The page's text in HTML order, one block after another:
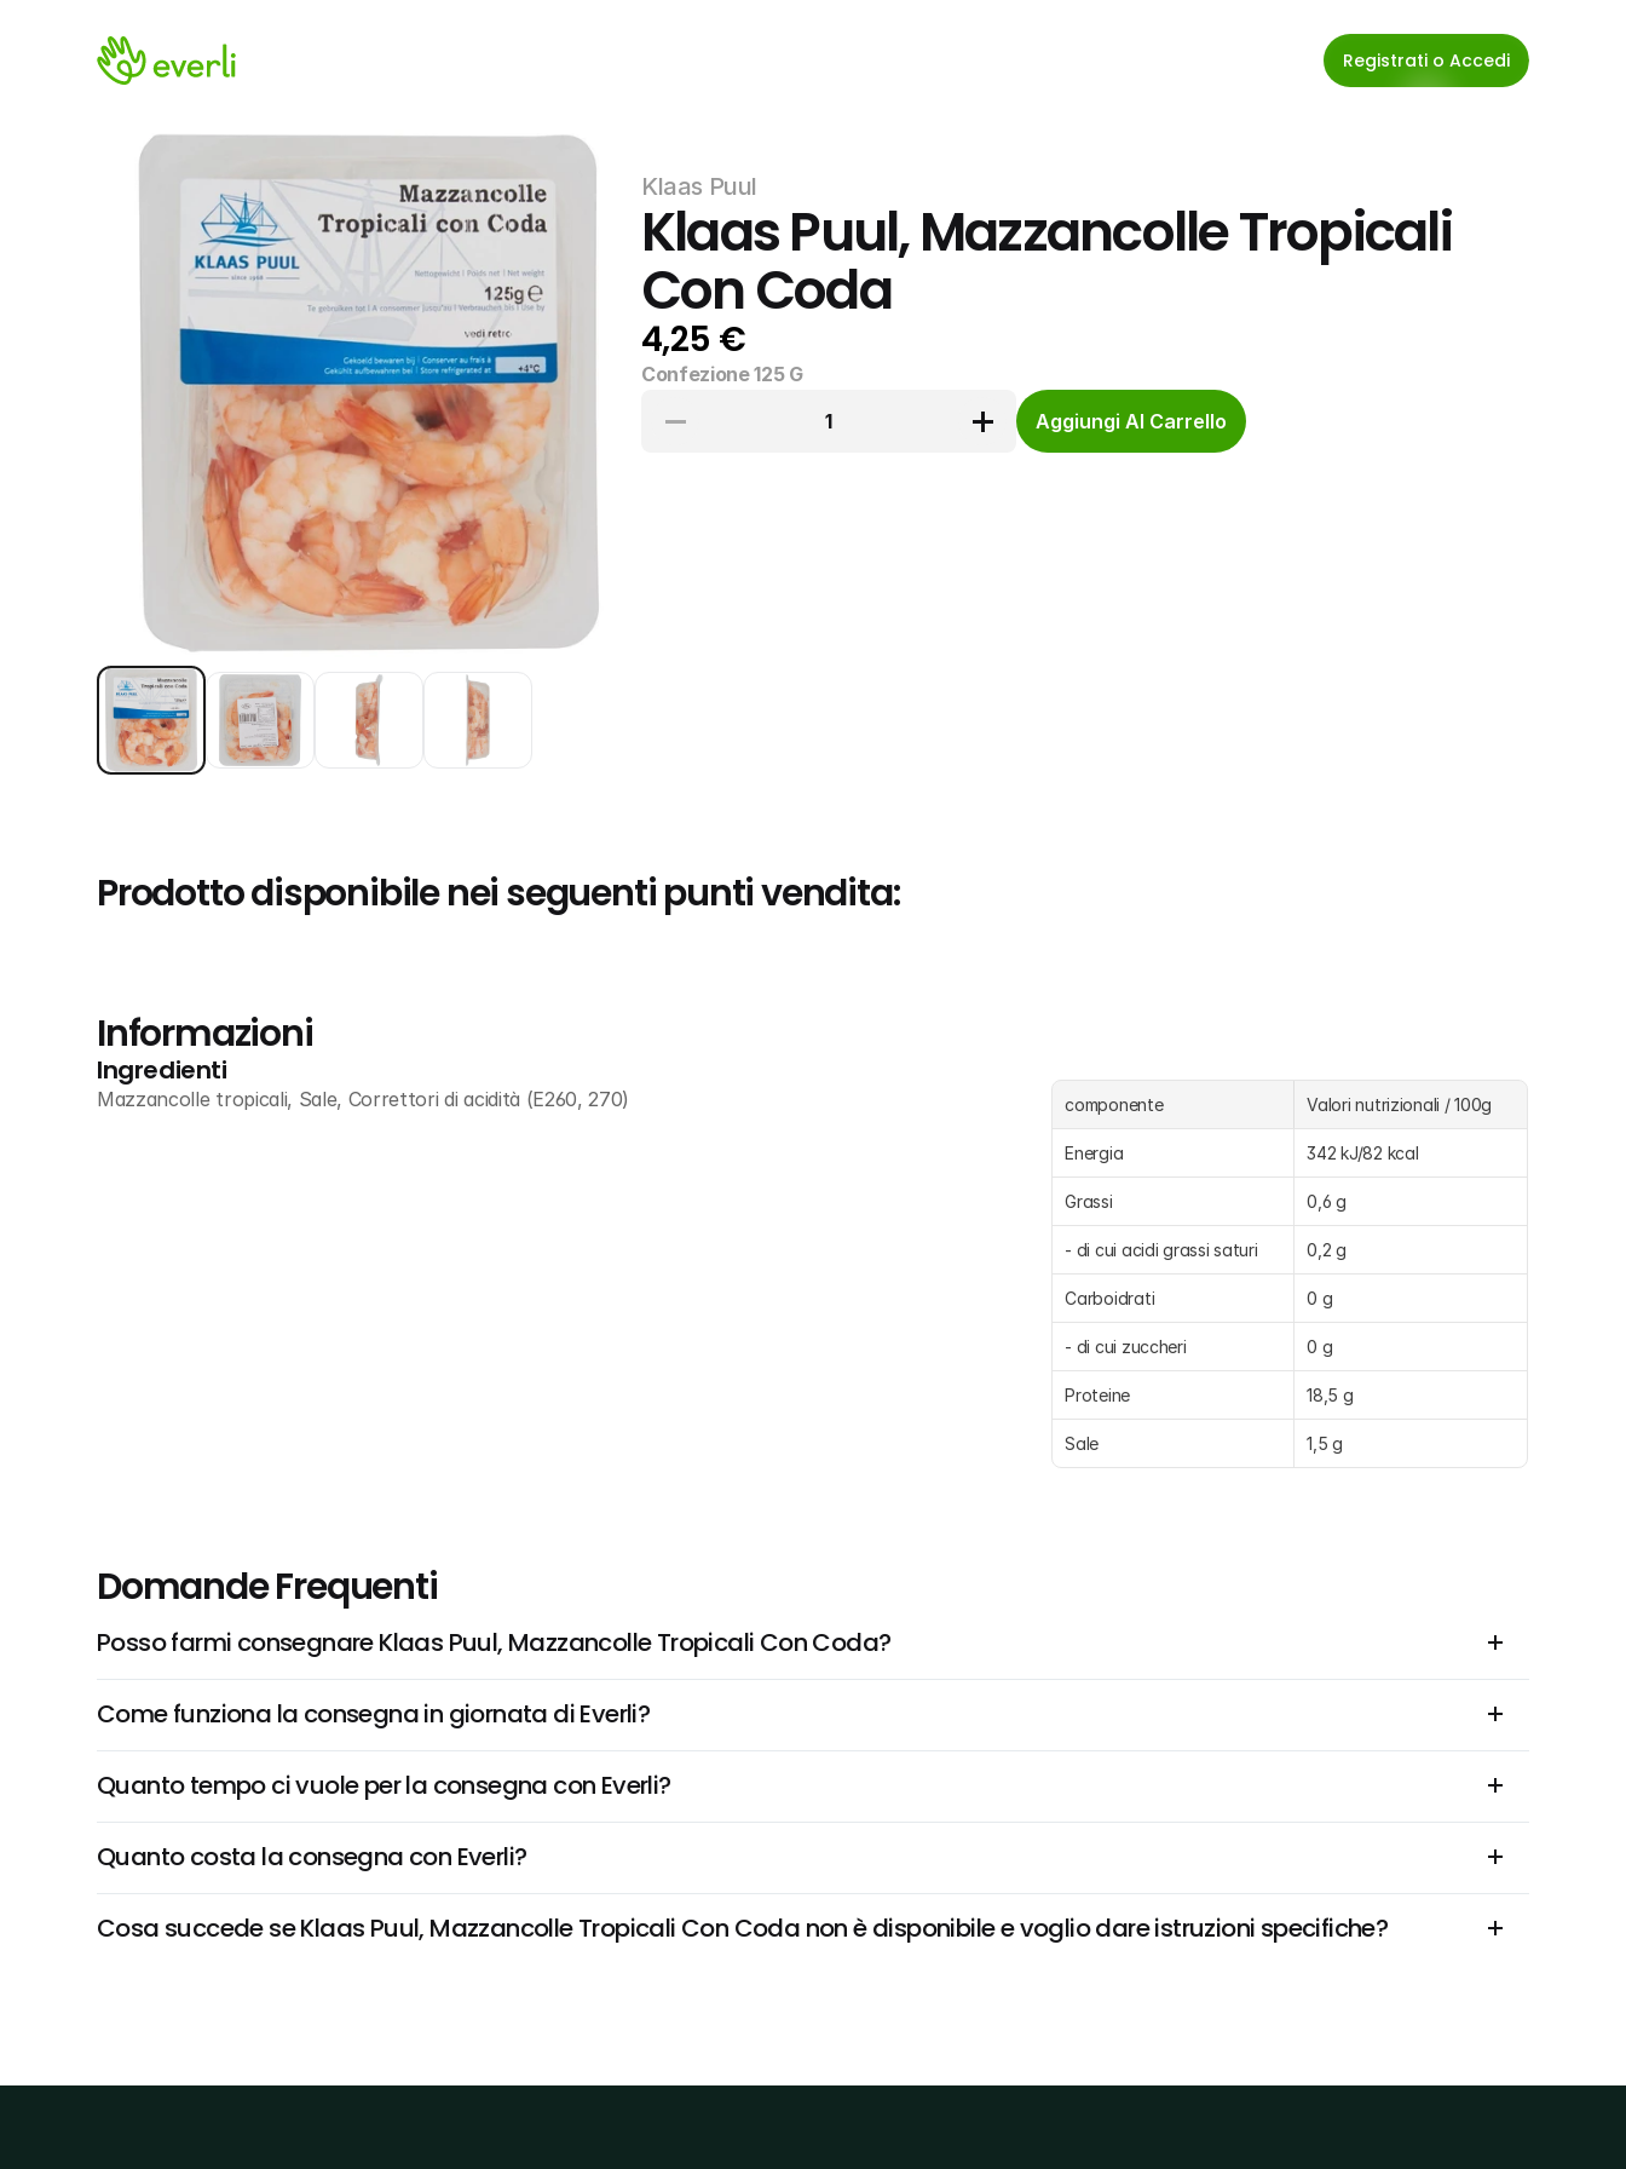
Registrati o Accedi
Klaas Puul
Klaas Puul, Mazzancolle Tropicali
Con Coda
4,25 €
Confezione 125 G
1
Aggiungi Al Carrello
Prodotto disponibile nei seguenti punti vendita:
Informazioni
Ingredienti
Mazzancolle tropicali, Sale, Correttori di acidità (E260, 270) componente Valori nutrizionali / 100g
Energia 342 kJ/82 kcal
Grassi 0,6 g
- di cui acidi grassi saturi 0,2 g
Carboidrati 0 g
- di cui zuccheri 0 g
Proteine 18,5 g
Sale 1,5 g
Domande Frequenti
Posso farmi consegnare Klaas Puul, Mazzancolle Tropicali Con Coda?
Come funziona la consegna in giornata di Everli?
Quanto tempo ci vuole per la consegna con Everli?
Quanto costa la consegna con Everli?
Cosa succede se Klaas Puul, Mazzancolle Tropicali Con Coda non è disponibile e voglio dare istruzioni specifiche?